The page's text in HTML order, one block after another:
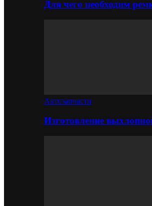
Для чего необходим
Автозапчасти
Изготовление